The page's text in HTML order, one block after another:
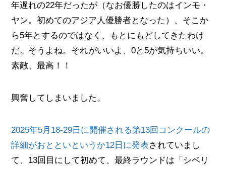
年遅れの22年だったが（なお優勝したのはインモ・
ヤン。初めてのアジア人優勝者となった）、そこか
ら5年とするのではなく、もとにもどしてきたわけ
だ。そうよね。それがいいよ、0と5が気持ちいい。
素敵、最高！！
興奮してしまいました。
2025年5月18-29日に開催される第13回コンクールの
詳細がおとといというか12日に発表されていまし
て、13回目にして初めて、最終ラウンドは「シベリ